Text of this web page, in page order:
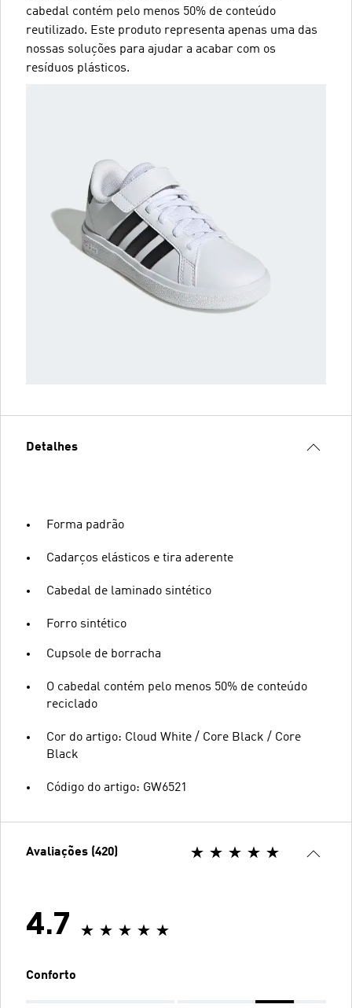
cabedal contém pelo menos 50% de conteúdo
reutilizado. Este produto representa apenas uma das
nossas soluções para ajudar a acabar com os
resíduos plásticos.
Detalhes
Forma padrão
Cadarços elásticos e tira aderente
Cabedal de laminado sintético
Forro sintético
Cupsole de borracha
O cabedal contém pelo menos 50% de conteúdo
reciclado
Cor do artigo: Cloud White / Core Black / Core
Black
Código do artigo: GW6521
Avaliações (420)
4.7
Conforto